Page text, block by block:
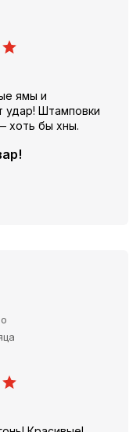
ямы и
удар! Штамповки
хоть бы хны.